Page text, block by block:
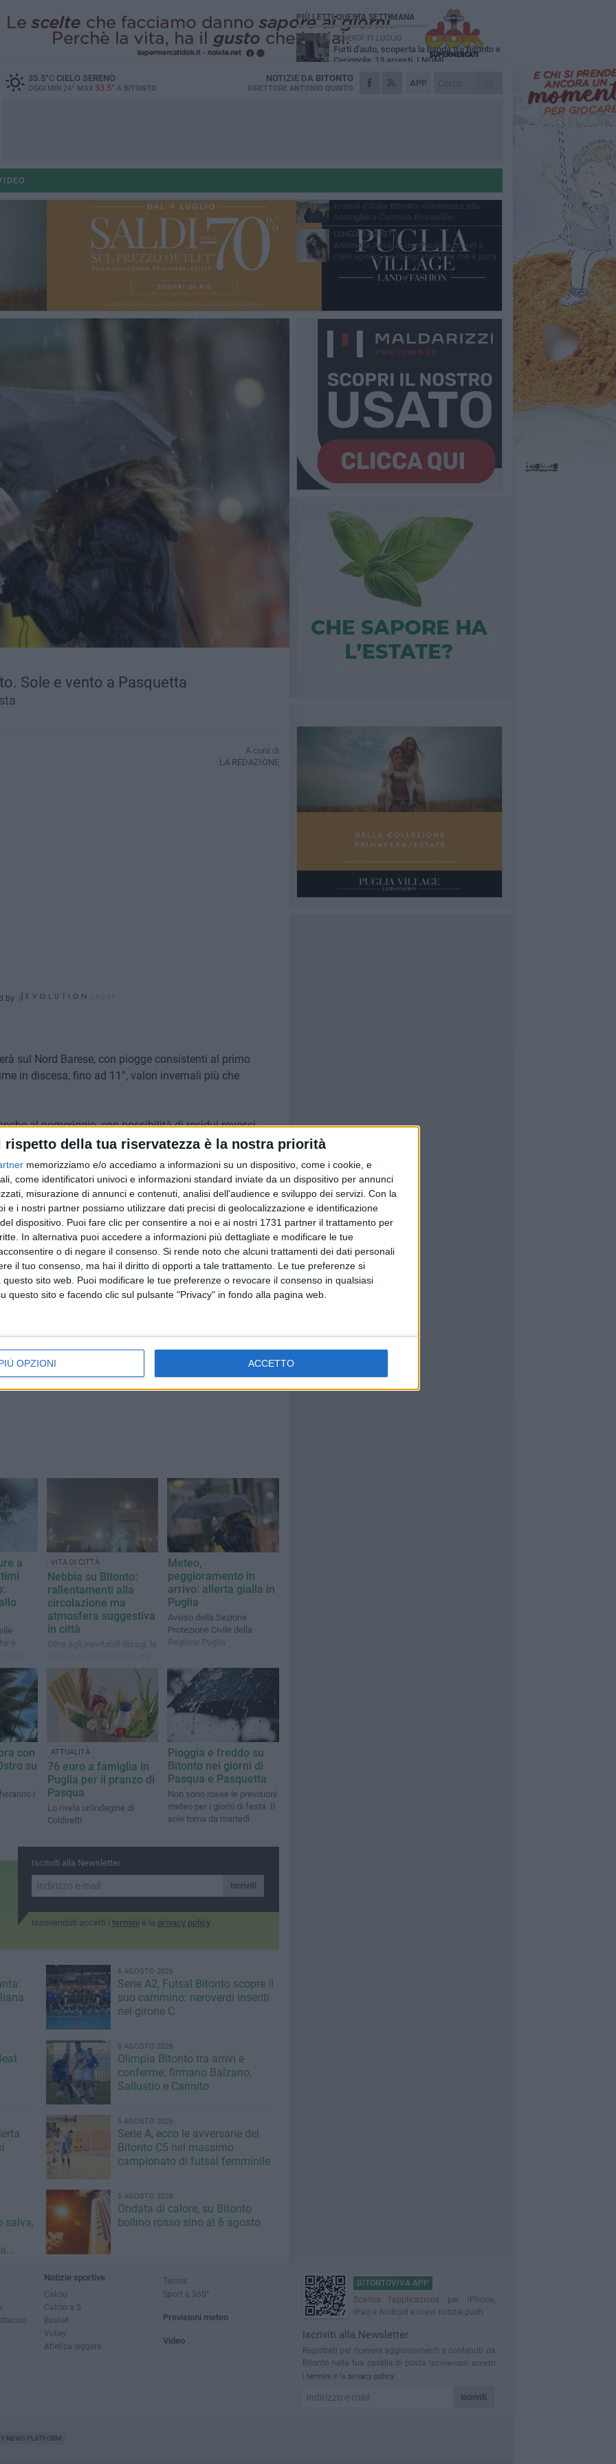
rispetto della tua riservatezza è la nostra priorità
memorizziamo e/o accediamo a informazioni su un dispositivo, come i cookie, e
come identificatori univoci e informazioni standard inviate da un dispositivo per annunci
misurazione di annunci e contenuti, analisi dell'audience e sviluppo dei servizi. Con la
e i nostri partner possiamo utilizzare dati precisi di geolocalizzazione e identificazione
dispositivo. Puoi fare clic per consentire a noi e ai nostri 1731 partner il trattamento per
In alternativa puoi accedere a informazioni più dettagliate e modificare le tue
o di negare il consenso. Si rende noto che alcuni trattamenti dei dati personali
il tuo consenso, ma hai il diritto di opporti a tale trattamento. Le tue preferenze si
sito web. Puoi modificare le tue preferenze o revocare il consenso in qualsiasi
questo sito e facendo clic sul pulsante "Privacy" in fondo alla pagina web.
OPZIONI ACCETTO
35.5°CCIELO SERENO
OGGI MIN 24° MAX 33.5° A BITONTO
APP
NOTIZIE DA BITONTO
DIRETTORE ANTONIO QUINTO
Sole e vento a Pasquetta
A cura di
LA REDAZIONE
by
sul Nord Barese, con piogge consistenti al primo
in discesa, fino ad 11°, valori invernali più che
al pomeriggio, con possibilità di residui rovesci
indicherà 10°. Umidità al 79%.
freddo di maestrale che imperverserà anche sul
ai bitontini. Sole e vento, dunque, con massime sui 13°.
fino al calare della sera scenderanno sui 9°. Valori
Il nuovo Prefetto di Bari si
a
è
VITA DI CITTÀ
Nebbia su Bitonto:
rallentamenti alla
circolazione ma
atmosfera suggestiva
in città
Oltre agli inevitabili disagi, la
un volto inedito
Meteo,
peggioramento in
arrivo: allerta gialla in
Puglia
Avviso della Sezione
Protezione Civile della
Regione Puglia
con
su
i
ATTUALITÀ
76 euro a famiglia in
Puglia per il pranzo di
Pasqua
Lo rivela un'indagine di
Coldiretti
Pioggia e freddo su
Bitonto nei giorni di
Pasqua e Pasquetta
Non sono rosee le previsioni
meteo per i giorni di festa. Il
sole torna da martedì
Iscriviti alla Newsletter
Iscriviti
Iscrivendoti accetti i termini e la privacy policy
6 AGOSTO 2026
Serie A2, Futsal Bitonto scopre il
suo cammino: neroverdi inseriti
nel girone C
6 AGOSTO 2026
Olimpia Bitonto tra arrivi e
conferme: firmano Balzano,
Sallustio e Cannito
5 AGOSTO 2026
Serie A, ecco le avversarie del
Bitonto C5 nel massimo
campionato di futsal femminile
salva,
5 AGOSTO 2026
Ondata di calore, su Bitonto
bollino rosso sino al 6 agosto
PIÙ LETTI QUESTA SETTIMANA
VENERDÌ 31 LUGLIO
Furti d'auto, scoperta la banda tra Bitonto e
Cerignola: 13 arresti, I NOMI
MARTEDÌ 4 AGOSTO
Armati di bastoni fuggono con l'incasso,
"Case a un euro", Comune chiama a
DOMENICA 2 AGOSTO
LUNEDÌ 3 AGOSTO
Antonella Aresta: «La Puglia è un set a
cielo aperto. La fotografia? Per me è pura
Notizie sportive
Calcio
Calcio a 5
Basket
Volley
Atletica leggera
Tennis
Sport a 360°
Previsioni meteo
Video
BITONTOVIVA APP
Scarica l'applicazione per iPhone,
iPad e Android e ricevi notizie push
Iscriviti alla Newsletter
Registrati per ricevere aggiornamenti e contenuti da
Bitonto nella tua casella di posta Iscrivendoti accetti
i termini e la privacy policy
Iscriviti
NEWS PLATFORM